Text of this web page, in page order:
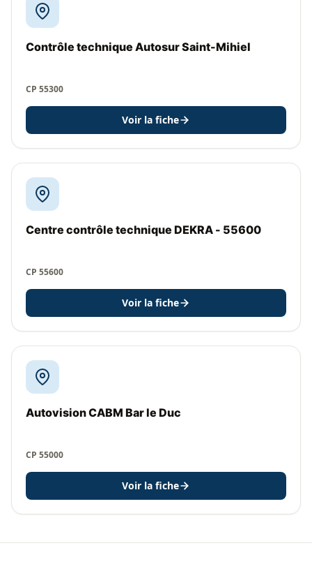
Contrôle technique Autosur Saint-Mihiel
CP 55300
Voir la fiche
Centre contrôle technique DEKRA - 55600
CP 55600
Voir la fiche
Autovision CABM Bar le Duc
CP 55000
Voir la fiche